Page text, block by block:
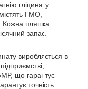
гліцинату
ГМО,
Кожна пляшка
запас.
виробляється в
що гарантує
точність